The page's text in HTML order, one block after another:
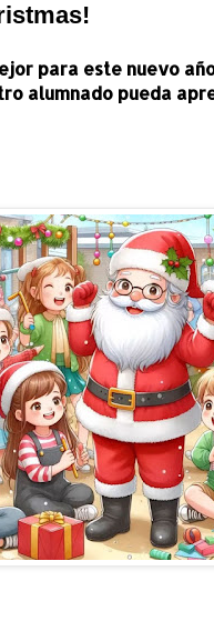
para este nuevo
alumnado pueda